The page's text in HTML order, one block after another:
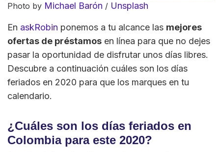
Photo by Michael Barón / Unsplash
En askRobin ponemos a tu alcance las mejores
ofertas de préstamos en línea para que no dejes
pasar la oportunidad de disfrutar unos días libres.
Descubre a continuación cuáles son los días
feriados en 2020 para que los marques en tu
calendario.
¿Cuáles son los días feriados en
Colombia para este 2020?